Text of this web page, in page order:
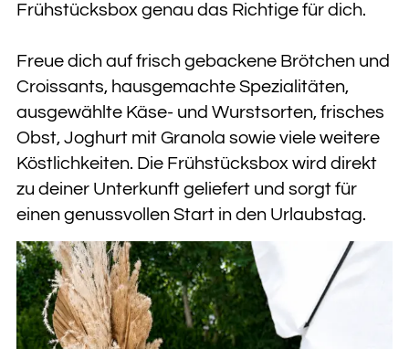
Frühstücksbox genau das Richtige für dich.
Freue dich auf frisch gebackene Brötchen und
Croissants, hausgemachte Spezialitäten,
ausgewählte Käse- und Wurstsorten, frisches
Obst, Joghurt mit Granola sowie viele weitere
Köstlichkeiten. Die Frühstücksbox wird direkt
zu deiner Unterkunft geliefert und sorgt für
einen genussvollen Start in den Urlaubstag.